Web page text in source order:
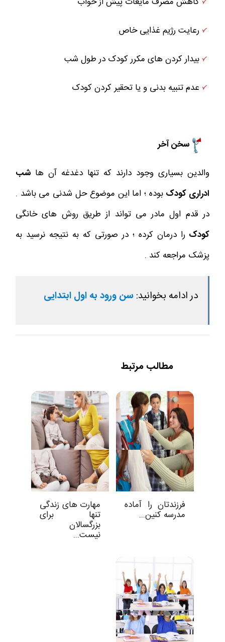
رعایت رژیم غذایی خاص
بیدار کردن های مکرر کودک در طول شب
عدم تنبیه بدنی و یا تحقیر کردن کودک
سخن آخر
والدین بسیاری وجود دارند که تنها دغدغه آن هاشب
ادراری کودکبوده ؛ اما این موضوع حل شدنی می باشد .
در قدم اول مادر می تواند از طریق روش های خانگی
کودکرا درمان کرده ؛ در صورتی که به نتیجه نرسید به
پزشک مراجعه کند .
در ادامه بخوانید:سن ورود به اول ابتدایی
مطالب مرتبط
فرزندتان را آماده
مدرسه کنین...
مهارت های زندگی
تنها برای
بزرگسالان
نیست...